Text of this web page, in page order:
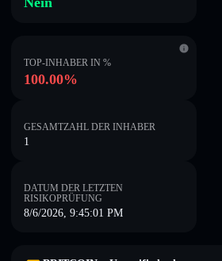
TOP-INHABER IN %
100.00%
GESAMTZAHL DER INHABER
1
DATUM DER LETZTEN
RISIKOPRÜFUNG
8/6/2026, 9:45:01 PM